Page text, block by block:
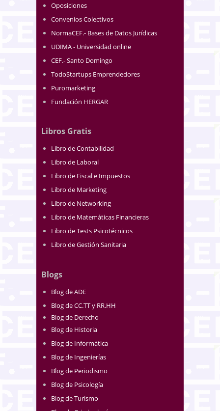
Oposiciones
Convenios Colectivos
NormaCEF.- Bases de Datos Jurídicas
UDIMA - Universidad online
CEF.- Santo Domingo
TodoStartups Emprendedores
Puromarketing
Fundación HERGAR
Libros Gratis
Libro de Contabilidad
Libro de Laboral
Libro de Fiscal e Impuestos
Libro de Marketing
Libro de Networking
Libro de Matemáticas Financieras
Libro de Tests Psicotécnicos
Libro de Gestión Sanitaria
Blogs
Blog de ADE
Blog de CC.TT y RR.HH
Blog de Derecho
Blog de Historia
Blog de Informática
Blog de Ingenierías
Blog de Periodismo
Blog de Psicología
Blog de Turismo